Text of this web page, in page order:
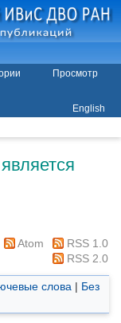
Просмотр
English
Atom
RSS 1.0
RSS 2.0
слова | Без